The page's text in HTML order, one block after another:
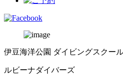
伊豆海洋公園 ダイビングスクー
ルビーナダイバーズ